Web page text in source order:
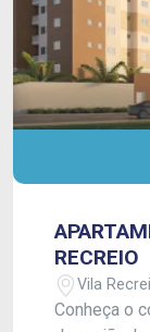
ambiente
cada detalhe. Entre em contato com
corretores
padrão de
RECREIO
Vila
Conheça o